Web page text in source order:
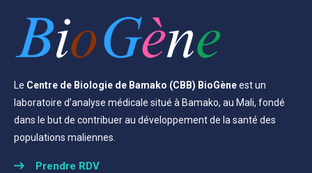
Le Centre de Biologie de Bamako (CBB) BioGèneest un
laboratoire d’analyse médicale situé à Bamako, au Mali, fondé
dans le but de contribuer au développement de la santé des
populations maliennes.
Prendre RDV